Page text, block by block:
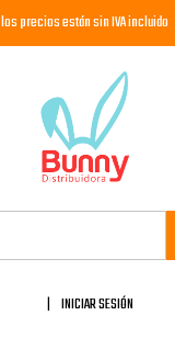
los precios están sin IVA incluido
INICIAR SESIÓN